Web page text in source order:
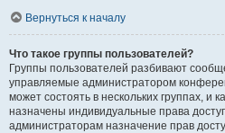
Вернуться к началу
Что такое группы пользователей?
Группы пользователей разбивают
управляемые администратором
может состоять в нескольких группах, и
назначены индивидуальные права
администраторам назначение прав